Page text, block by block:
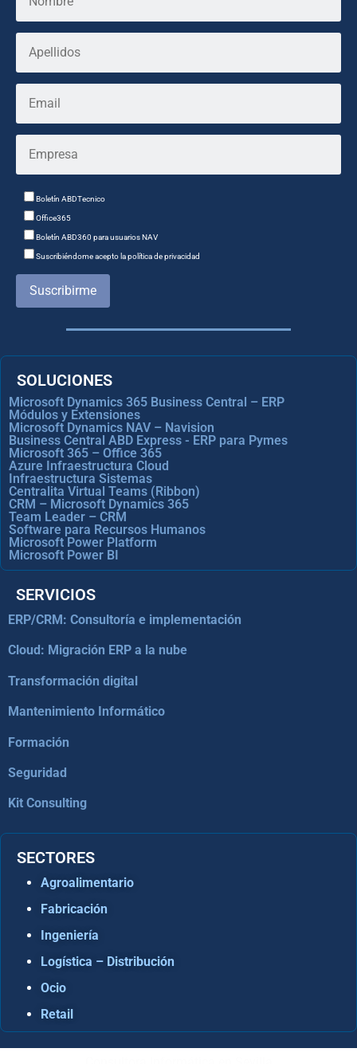
Boletín ABDTecnico
Office365
Boletín ABD360 para usuarios NAV
Suscribiéndome acepto la política de privacidad
Suscribirme
SOLUCIONES
Microsoft Dynamics 365 Business Central – ERP
Módulos y Extensiones
Microsoft Dynamics NAV – Navision
Business Central ABD Express - ERP para Pymes
Microsoft 365 – Office 365
Azure Infraestructura Cloud
Infraestructura Sistemas
Centralita Virtual Teams (Ribbon)
CRM – Microsoft Dynamics 365
Team Leader – CRM
Software para Recursos Humanos
Microsoft Power Platform
Microsoft Power BI
SERVICIOS
ERP/CRM: Consultoría e implementación
Cloud: Migración ERP a la nube
Transformación digital
Mantenimiento Informático
Formación
Seguridad
Kit Consulting
SECTORES
Agroalimentario
Fabricación
Ingeniería
Logística – Distribución
Ocio
Retail